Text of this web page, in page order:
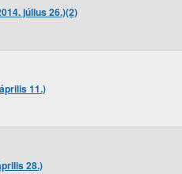
július 26.)(2)
11.)
28.)